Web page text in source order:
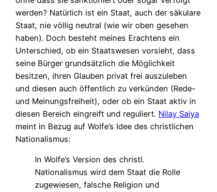
werden? Natürlich ist ein Staat, auch der säkulare
Staat, nie völlig neutral (wie wir oben gesehen
haben). Doch besteht meines Erachtens ein
Unterschied, ob ein Staatswesen vorsieht, dass
seine Bürger grundsätzlich die Möglichkeit
besitzen, ihren Glauben privat frei auszuleben
und diesen auch öffentlich zu verkünden (Rede-
und Meinungsfreiheit), oder ob ein Staat aktiv in
diesen Bereich eingreift und reguliert. Nilay Saiya
meint in Bezug auf Wolfe’s Idee des christlichen
Nationalismus:
In Wolfe’s Version des christl.
Nationalismus wird dem Staat die Rolle
zugewiesen, falsche Religion und